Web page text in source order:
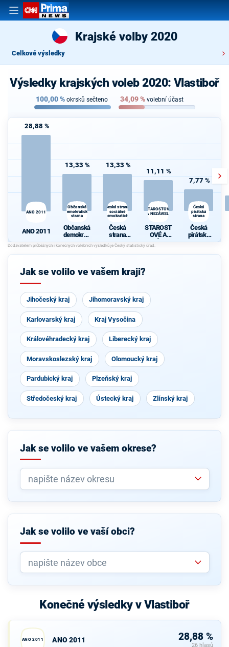
Krajské volby 2020
Celkové výsledky
Výsledky krajských voleb 2020: Vlastiboř
100,00% okrsků sečteno 34,09% volební účast
28,88 %
ANO 2011
ANO 2011
13,33 %
Občanská
demokratická
strana
Občanská
demokrati
cká strana
13,33 %
Česká strana
sociálně
demokratická
Česká
strana
sociálně
demokrati
cká
11,11 %
STAROSTOVÉ
A NEZÁVISLÍ
STAROST
OVÉ A
NEZÁVISL
7,77 %
Česká
pirátská
strana
Česká
pirátská
strana
Jak se volilo ve vašem kraji?
Jihočeský kraj Jihomoravský kraj
Karlovarský kraj Kraj Vysočina
Královéhradecký kraj Liberecký kraj
Moravskoslezský kraj Olomoucký kraj
Pardubický kraj Plzeňský kraj
Středočeský kraj Ústecký kraj Zlínský kraj
Jak se volilo ve vašem okrese?
Jak se volilo ve vaší obci?
Konečné výsledky v Vlastiboř
ANO 2011 ANO 2011 28,88 %
26 hlasů